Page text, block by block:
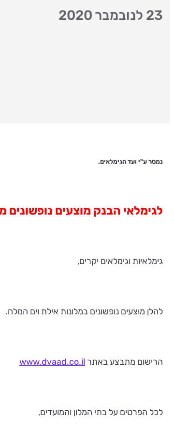
23 לנובמבר 2020
נמסר ע"י ועד הגימלאים.
לגימלאי הבנק מוצעים
גימלאיות וגימלאים יקרים,
להלן מוצעים נופשונים במלונות אילת וים המלח.
הרישום מתבצע באתר www.dvaad.co.il
לכל הפרטים על בתי המלון והמועדים,